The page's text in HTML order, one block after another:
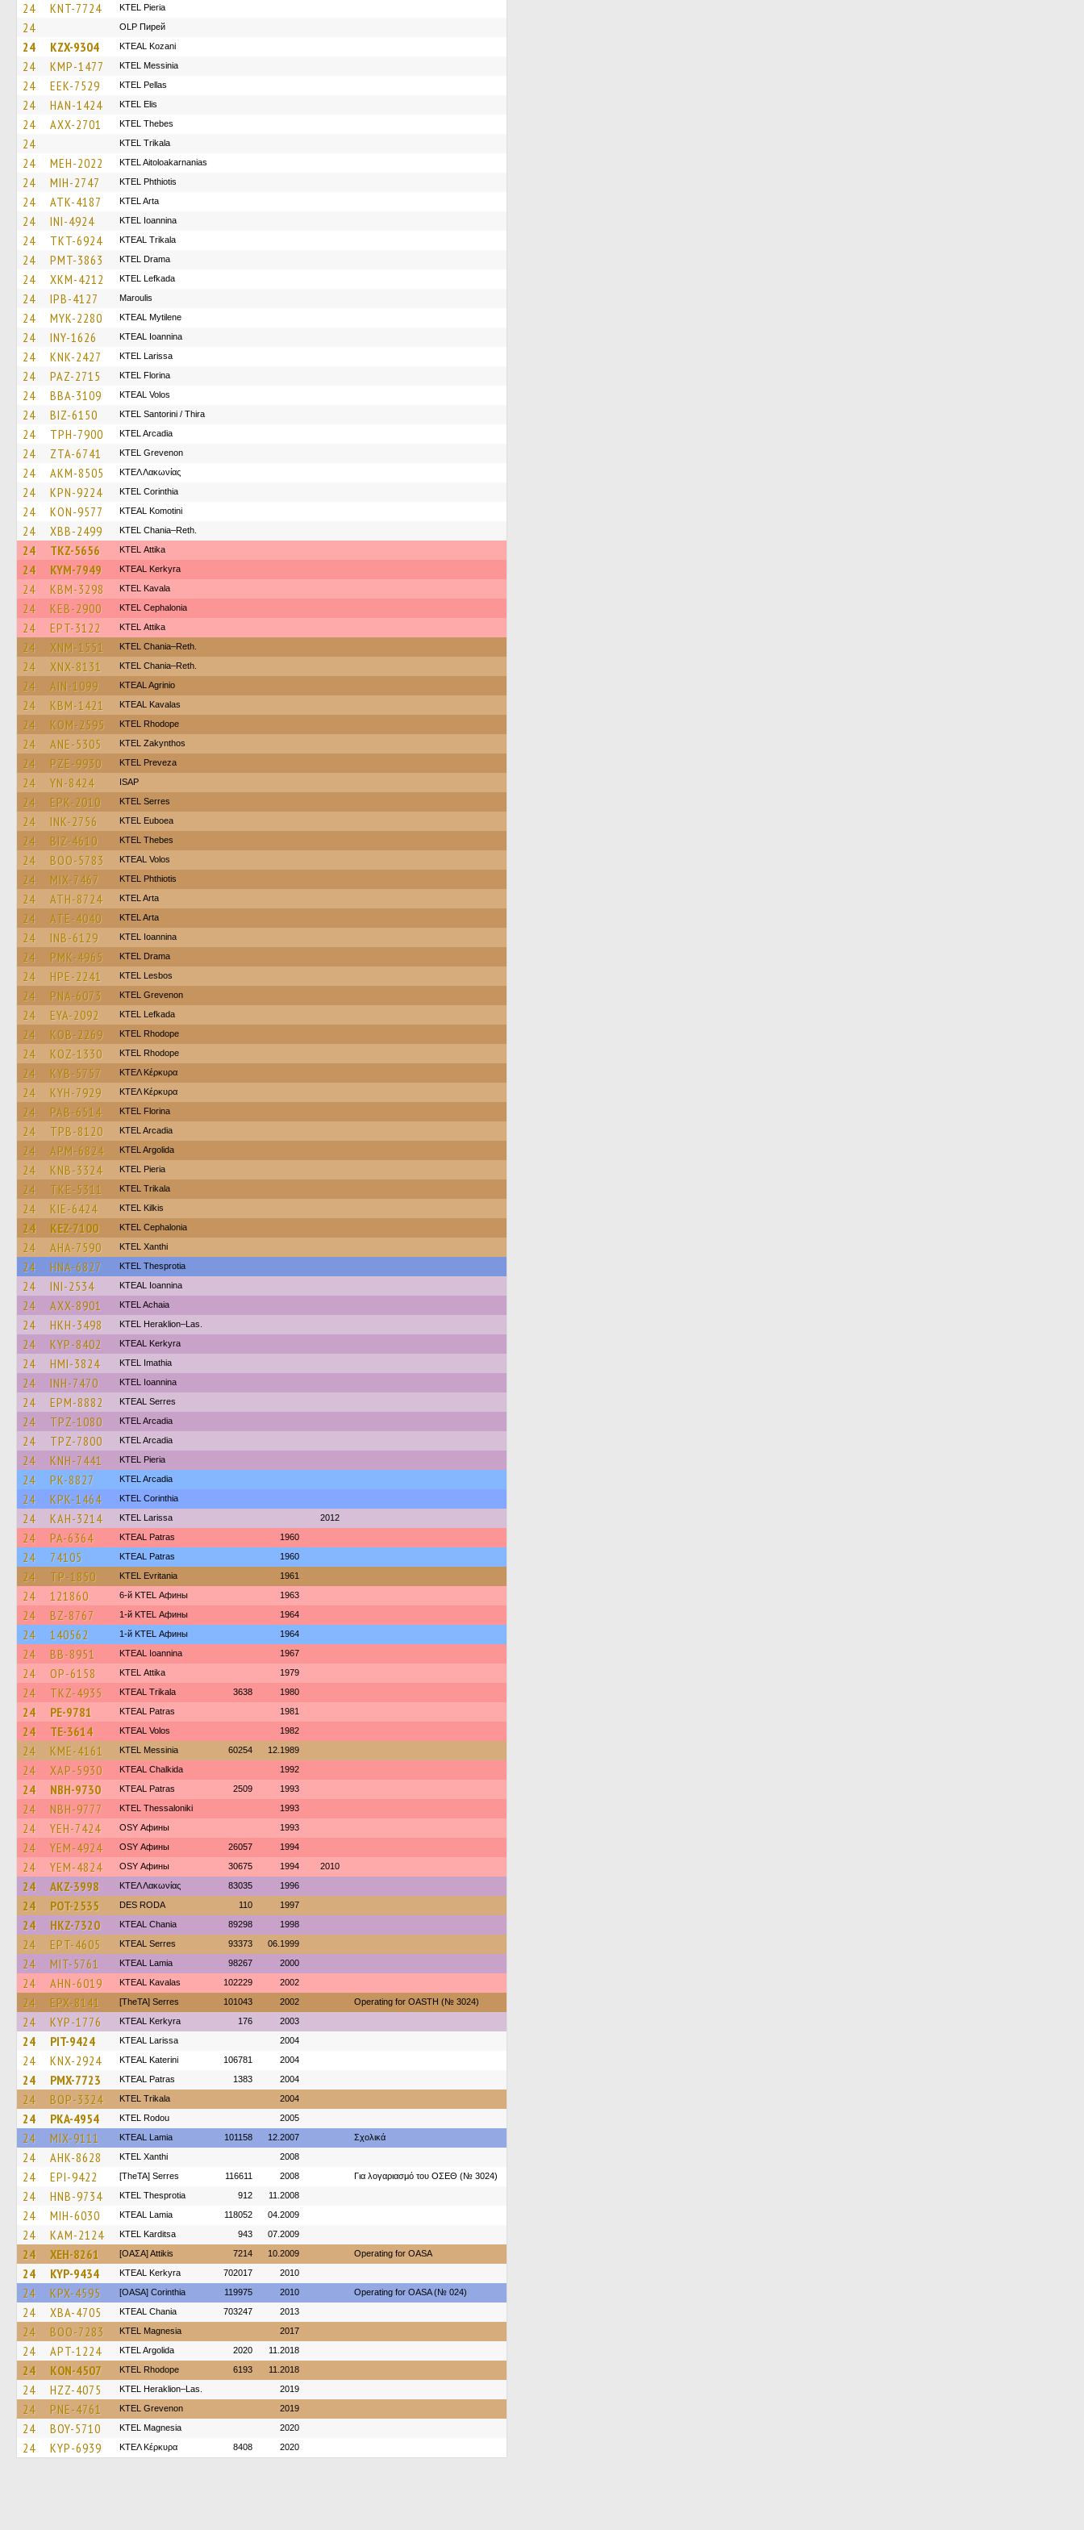
24 KNT-7724 KTEL Pieria
24 OLP Пирей
24 KZX-9304 KTEAL Kozani
24 KMP-1477 KTEL Messinia
24 EEK-7529 KTEL Pellas
24 HAN-1424 KTEL Elis
24 AXX-2701 KTEL Thebes
24 ΚΤΕL Τrikala
24 MEH-2022 KTEL Aitoloakarnanias
24 MIH-2747 ΚΤΕL Phthiotis
24 ATK-4187 KTEL Arta
24 INI-4924 KTEL Ioannina
24 TKT-6924 KTEAL Trikala
24 PMT-3863 KTEL Drama
24 XKM-4212 KTEL Lefkada
24 IPB-4127 Maroulis
24 MYK-2280 KTEAL Mytilene
24 INY-1626 KTEAL Ioannina
24 KNK-2427 KTEL Larissa
24 PAZ-2715 KTEL Florina
24 BBA-3109 KTEAL Volos
24 BIZ-6150 KTEL Santorini / Thira
24 TPH-7900 KTEL Arcadia
24 ZTA-6741 ΚΤΕL Grevenon
24 AKM-8505 ΚΤΕΛ Λακωνίας
24 KPN-9224 KTEL Corinthia
24 KON-9577 KTEAL Komotini
24 XBB-2499 KTEL Chania–Reth.
24 TKZ-5656 KΤΕL Αttika
24 KYM-7949 KTEAL Kerkyra
24 KBM-3298 KTEL Kavala
24 KEB-2900 KTEL Cephalonia
24 EPT-3122 KΤΕL Αttika
24 XNM-1551 KTEL Chania–Reth.
24 XNX-8131 KTEL Chania–Reth.
24 AIN-1099 KTEAL Agrinio
24 KBM-1421 KTEAL Kavalas
24 KOM-2595 KTEL Rhodope
24 ANE-5305 KTEL Zakynthos
24 PZE-9930 KTEL Preveza
24 YN-8424 ISAP
24 EPK-2010 KTEL Serres
24 INK-2756 ΚΤΕL Euboea
24 BIZ-4610 KTEL Thebes
24 BOO-5783 KTEAL Volos
24 MIX-7467 ΚΤΕL Phthiotis
24 ATH-8724 KTEL Arta
24 ATE-4040 KTEL Arta
24 INB-6129 KTEL Ioannina
24 PMK-4965 KTEL Drama
24 HPE-2241 KTEL Lesbos
24 PNA-6073 ΚΤΕL Grevenon
24 EYA-2092 KTEL Lefkada
24 KOB-2269 KTEL Rhodope
24 KOZ-1330 KTEL Rhodope
24 KYB-5757 ΚΤΕΛ Κέρκυρα
24 KYH-7929 ΚΤΕΛ Κέρκυρα
24 PAB-6514 KTEL Florina
24 TPB-8120 KTEL Arcadia
24 APM-6824 KTEL Argolida
24 KNB-3324 KTEL Pieria
24 TKE-5311 ΚΤΕL Τrikala
24 KIE-6424 KTEL Kilkis
24 KEZ-7100 KTEL Cephalonia
24 AHA-7590 KTEL Xanthi
24 HNA-6827 KTEL Thesprotia
24 INI-2534 KTEAL Ioannina
24 AXX-8901 KTEL Achaia
24 HKH-3498 KTEL Heraklion–Las.
24 KYP-8402 KTEAL Kerkyra
24 HMI-3824 KTEL Imathia
24 INH-7470 KTEL Ioannina
24 EPM-8882 KTEAL Serres
24 TPZ-1080 KTEL Arcadia
24 TPZ-7800 KTEL Arcadia
24 KNH-7441 KTEL Pieria
24 PK-8827 KTEL Arcadia
24 KPK-1464 KTEL Corinthia
24 KAH-3214 KTEL Larissa 2012
24 PA-6364 KTEAL Patras 1960
24 74105 KTEAL Patras 1960
24 TP-1850 ΚΤΕL Evritania 1961
24 121860 6-й KTEL Афины 1963
24 BZ-8767 1-й KTEL Афины 1964
24 140562 1-й KTEL Афины 1964
24 BB-8951 KTEAL Ioannina 1967
24 OP-6158 KΤΕL Αttika 1979
24 TKZ-4935 KTEAL Trikala 3638 1980
24 PE-9781 KTEAL Patras 1981
24 TE-3614 KTEAL Volos 1982
24 KME-4161 KTEL Messinia 60254 12.1989
24 XAP-5930 KTEAL Chalkida 1992
24 NBH-9730 KTEAL Patras 2509 1993
24 NBH-9777 KTEL Thessaloniki 1993
24 YEH-7424 OSY Афины 1993
24 YEM-4924 OSY Афины 26057 1994
24 YEM-4824 OSY Афины 30675 1994 2010
24 AKZ-3998 ΚΤΕΛ Λακωνίας 83035 1996
24 POT-2535 DES RODA 110 1997
24 HKZ-7320 KTEAL Chania 89298 1998
24 EPT-4605 KTEAL Serres 93373 06.1999
24 MIT-5761 KTEAL Lamia 98267 2000
24 AHN-6019 KTEAL Kavalas 102229 2002
24 EPX-8141 [TheTA] Serres 101043 2002 Operating for OASTH (№ 3024)
24 KYP-1776 KTEAL Kerkyra 176 2003
24 PIT-9424 KTEAL Larissa 2004
24 KNX-2924 KTEAL Katerini 106781 2004
24 PMX-7723 KTEAL Patras 1383 2004
24 BOP-3324 ΚΤΕL Τrikala 2004
24 PKA-4954 ΚΤΕL Rodou 2005
24 MIX-9111 KTEAL Lamia 101158 12.2007 Σχολικά
24 AHK-8628 KTEL Xanthi 2008
24 EPI-9422 [TheTA] Serres 116611 2008 Για λογαριασμό του ΟΣΕΘ (№ 3024)
24 HNB-9734 KTEL Thesprotia 912 11.2008
24 MIH-6030 KTEAL Lamia 118052 04.2009
24 KAM-2124 ΚΤΕL Karditsa 943 07.2009
24 XEH-8261 [ΟΑΣΑ] Αttikis 7214 10.2009 Operating for OASA
24 KYP-9434 KTEAL Kerkyra 702017 2010
24 KPX-4595 [OASA] Corinthia 119975 2010 Operating for OASA (№ 024)
24 XBA-4705 KTEAL Chania 703247 2013
24 BOO-7283 ΚΤΕL Magnesia 2017
24 APT-1224 KTEL Argolida 2020 11.2018
24 KON-4507 KTEL Rhodope 6193 11.2018
24 HZZ-4075 KTEL Heraklion–Las. 2019
24 PNE-4761 ΚΤΕL Grevenon 2019
24 BOY-5710 ΚΤΕL Magnesia 2020
24 KYP-6939 ΚΤΕΛ Κέρκυρα 8408 2020